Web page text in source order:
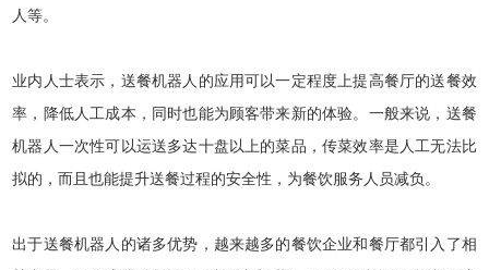
人等。
业内人士表示，送餐机器人的应用可以一定程度上提高餐厅的送餐效
率，降低人工成本，同时也能为顾客带来新的体验。一般来说，送餐
机器人一次性可以运送多达十盘以上的菜品，传菜效率是人工无法比
拟的，而且也能提升送餐过程的安全性，为餐饮服务人员减负。
出于送餐机器人的诸多优势，越来越多的餐饮企业和餐厅都引入了相